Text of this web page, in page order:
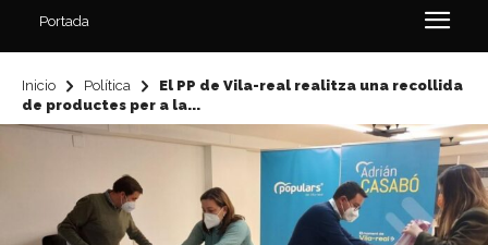
Portada
Inicio Política
El PP de Vila-real realitza una recollida
de productes per a la...